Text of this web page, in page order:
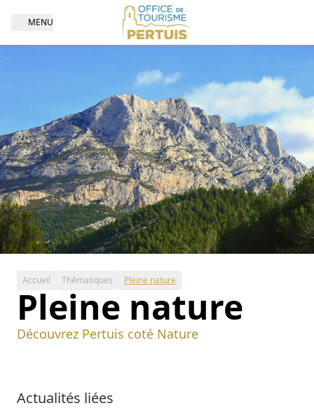
Open navigation
MENU
Accueil Thématiques Pleine nature
Pleine nature
Découvrez Pertuis coté Nature
Actualités liées